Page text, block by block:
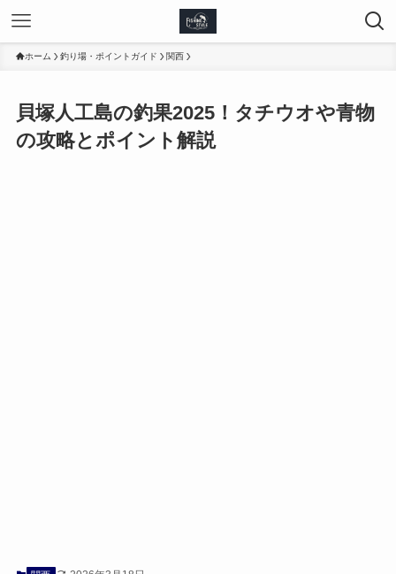
ホーム 釣り場・ポイントガイド 関西
貝塚人工島の釣果2025！タチウオや青物
の攻略とポイント解説